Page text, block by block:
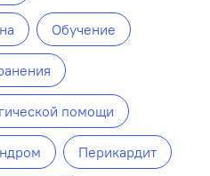
Обучение
помощи
Перикардит